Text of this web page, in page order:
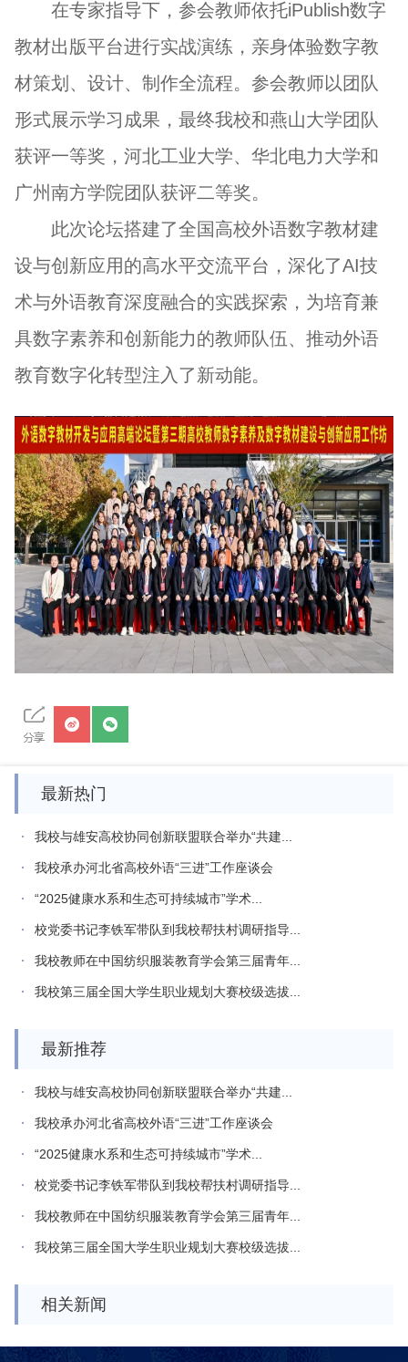
在专家指导下，参会教师依托iPublish数字
教材出版平台进行实战演练，亲身体验数字教
材策划、设计、制作全流程。参会教师以团队
形式展示学习成果，最终我校和燕山大学团队
获评一等奖，河北工业大学、华北电力大学和
广州南方学院团队获评二等奖。
此次论坛搭建了全国高校外语数字教材建
设与创新应用的高水平交流平台，深化了AI技
术与外语教育深度融合的实践探索，为培育兼
具数字素养和创新能力的教师队伍、推动外语
教育数字化转型注入了新动能。
最新热门
我校与雄安高校协同创新联盟联合举办“共建...
我校承办河北省高校外语“三进”工作座谈会
“2025健康水系和生态可持续城市”学术...
校党委书记李铁军带队到我校帮扶村调研指导...
我校教师在中国纺织服装教育学会第三届青年...
我校第三届全国大学生职业规划大赛校级选拔...
最新推荐
我校与雄安高校协同创新联盟联合举办“共建...
我校承办河北省高校外语“三进”工作座谈会
“2025健康水系和生态可持续城市”学术...
校党委书记李铁军带队到我校帮扶村调研指导...
我校教师在中国纺织服装教育学会第三届青年...
我校第三届全国大学生职业规划大赛校级选拔...
相关新闻